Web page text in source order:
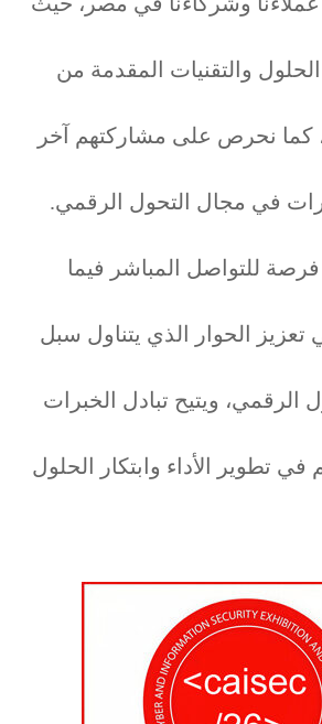
والتقنيات المقدمة من
كما نحرص على مشاركتهم آخر
في مجال التحول الرقمي.
للتواصل المباشر فيما
تعزيز الحوار الذي يتناول سبل
الرقمي، ويتيح تبادل الخبرات
تطوير الأداء وابتكار الحلول